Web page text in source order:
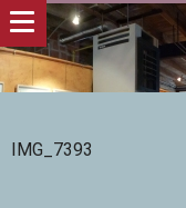
IMG_7393